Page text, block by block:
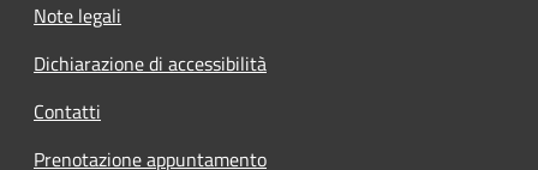
Note legali
Dichiarazione di accessibilità
Contatti
Prenotazione appuntamento